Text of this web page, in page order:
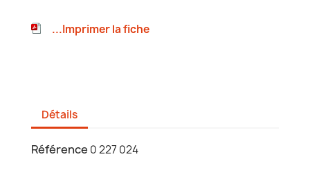
...Imprimer la fiche
Détails
Référence 0 227 024